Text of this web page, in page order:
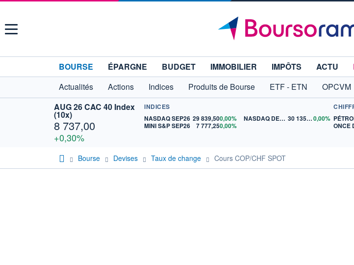
Menu
BOURSE ÉPARGNE BUDGET IMMOBILIER IMPÔTS ACTU
Actualités
Actions Indices Produits de Bourse ETF - ETN OPCVM
AUG 26 CAC 40 Index
(10x)
8 737,00
+0,30%
INDICES
NASDAQ SEP26 29 839,500,00%
MINI S&P SEP26
7 777,250,00%
NASDAQ DEC26 30 135,000,00%
ONCE
Bourse Devises Taux de change Cours COP/CHF SPOT